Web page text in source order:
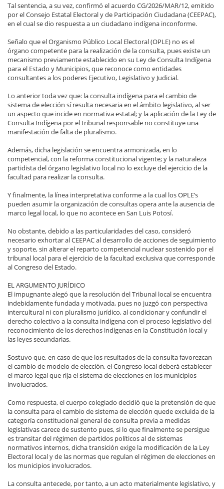
Tal sentencia, a su vez, confirmó el acuerdo CG/2026/MAR/12, emitido
por el Consejo Estatal Electoral y de Participación Ciudadana (CEEPAC),
en el cual se dio respuesta a un ciudadano indígena inconforme.
Señalo que el Organismo Público Local Electoral (OPLE) no es el
órgano competente para la realización de la consulta, pues existe un
mecanismo previamente establecido en su Ley de Consulta Indígena
para el Estado y Municipios, que reconoce como entidades
consultantes a los poderes Ejecutivo, Legislativo y Judicial.
Lo anterior toda vez que: la consulta indígena para el cambio de
sistema de elección sí resulta necesaria en el ámbito legislativo, al ser
un aspecto que incide en normativa estatal; y la aplicación de la Ley de
Consulta Indígena por el tribunal responsable no constituye una
manifestación de falta de pluralismo.
Además, dicha legislación se encuentra armonizada, en lo
competencial, con la reforma constitucional vigente; y la naturaleza
partidista del órgano legislativo local no lo excluye del ejercicio de la
facultad para realizar la consulta.
Y finalmente, la línea interpretativa conforme a la cual los OPLE’s
pueden asumir la organización de consultas opera ante la ausencia de
marco legal local, lo que no acontece en San Luis Potosí.
No obstante, debido a las particularidades del caso, consideró
necesario exhortar al CEEPAC al desarrollo de acciones de seguimiento
y soporte, sin alterar el reparto competencial nuclear sostenido por el
tribunal local para el ejercicio de la facultad exclusiva que corresponde
al Congreso del Estado.
EL ARGUMENTO JURÍDICO
El impugnante alegó que la resolución del Tribunal local se encuentra
indebidamente fundada y motivada, pues no juzgó con perspectiva
intercultural ni con pluralismo jurídico, al condicionar y confundir el
derecho colectivo a la consulta indígena con el proceso legislativo del
reconocimiento de los derechos indígenas en la Constitución local y
las leyes secundarias.
Sostuvo que, en caso de que los resultados de la consulta favorezcan
el cambio de modelo de elección, el Congreso local deberá establecer
el marco legal que rija el sistema de elecciones en los municipios
involucrados.
Como respuesta, el cuerpo colegiado decidió que la pretensión de que
la consulta para el cambio de sistema de elección quede excluida de la
categoría constitucional general de consulta previa a medidas
legislativas carece de sustento pues, si lo que finalmente se persigue
es transitar del régimen de partidos políticos al de sistemas
normativos internos, dicha transición exige la modificación de la Ley
Electoral local y de las normas que regulan el régimen de elecciones en
los municipios involucrados.
La consulta antecede, por tanto, a un acto materialmente legislativo, y